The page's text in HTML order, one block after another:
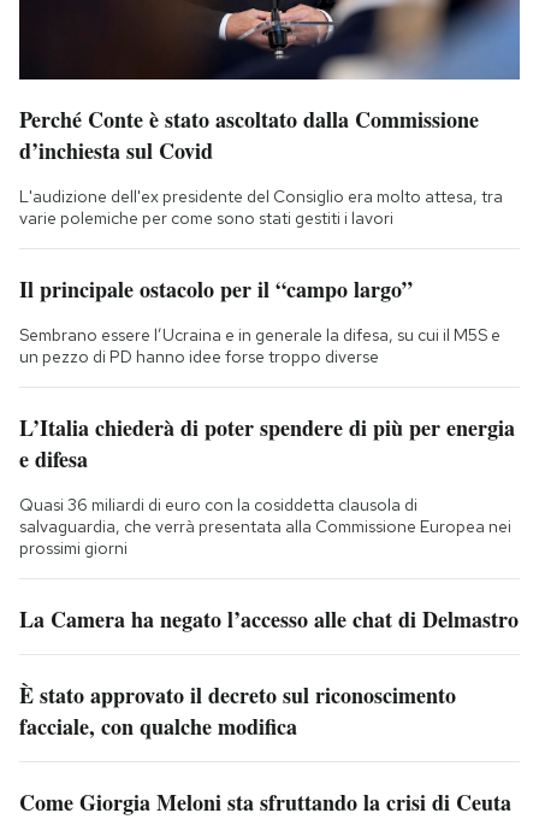
Perché Conte è stato ascoltato dalla Commissione
d’inchiesta sul Covid
L'audizione dell'ex presidente del Consiglio era molto attesa, tra
varie polemiche per come sono stati gestiti i lavori
Il principale ostacolo per il “campo largo”
Sembrano essere l’Ucraina e in generale la difesa, su cui il M5S e
un pezzo di PD hanno idee forse troppo diverse
L’Italia chiederà di poter spendere di più per energia
e difesa
Quasi 36 miliardi di euro con la cosiddetta clausola di
salvaguardia, che verrà presentata alla Commissione Europea nei
prossimi giorni
La Camera ha negato l’accesso alle chat di Delmastro
È stato approvato il decreto sul riconoscimento
facciale, con qualche modifica
Come Giorgia Meloni sta sfruttando la crisi di Ceuta